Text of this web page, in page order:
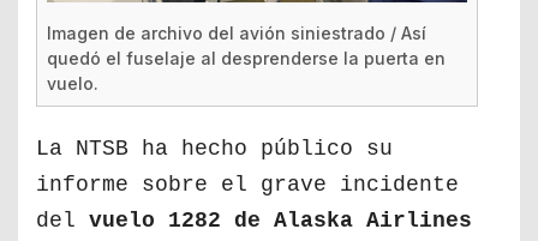
Imagen de archivo del avión siniestrado / Así
quedó el fuselaje al desprenderse la puerta en
vuelo.
La NTSB ha hecho público su
informe sobre el grave incidente
del vuelo 1282 de Alaska Airlines